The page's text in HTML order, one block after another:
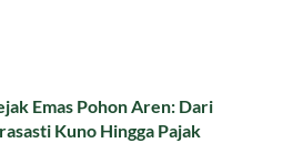
Emas Pohon Aren: Dari
Kuno Hingga Pajak